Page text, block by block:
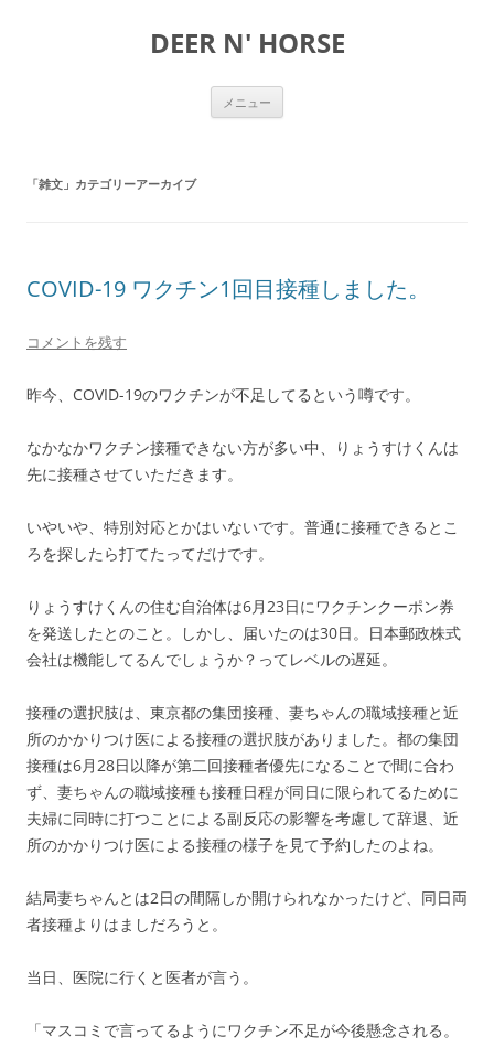
DEER N' HORSE
メニュー
「雑文 」カテゴリーアーカイブ
COVID-19 ワクチン1回目接種しました。
コメントを残す
昨今、COVID-19のワクチンが不足してるという噂です。
なかなかワクチン接種できない方が多い中、りょうすけくんは
先に接種させていただきます。
いやいや、特別対応とかはいないです。普通に接種できるとこ
ろを探したら打てたってだけです。
りょうすけくんの住む自治体は6月23日にワクチンクーポン券
を発送したとのこと。しかし、届いたのは30日。日本郵政株式
会社は機能してるんでしょうか？ってレベルの遅延。
接種の選択肢は、東京都の集団接種、妻ちゃんの職域接種と近
所のかかりつけ医による接種の選択肢がありました。都の集団
接種は6月28日以降が第二回接種者優先になることで間に合わ
ず、妻ちゃんの職域接種も接種日程が同日に限られてるために
夫婦に同時に打つことによる副反応の影響を考慮して辞退、近
所のかかりつけ医による接種の様子を見て予約したのよね。
結局妻ちゃんとは2日の間隔しか開けられなかったけど、同日両
者接種よりはましだろうと。
当日、医院に行くと医者が言う。
「マスコミで言ってるようにワクチン不足が今後懸念される。